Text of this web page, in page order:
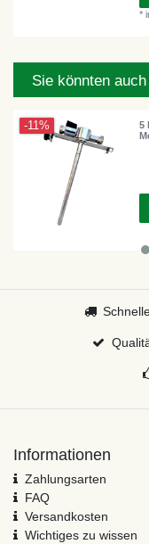
*
Sie könnten
-11%
5
Informationen
Zahlungsarten
FAQ
Versandkosten
Wichtiges zu wissen